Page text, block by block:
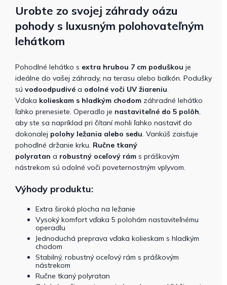
Urobte zo svojej záhrady oázu
pohody s luxusným polohovateľným
lehátkom
Pohodlné lehátko s extra hrubou 7 cm poduškou je
ideálne do vašej záhrady, na terasu alebo balkón. Podušky
sú vodoodpudivé a odolné voči UV žiareniu.
Vďaka kolieskam s hladkým chodom záhradné lehátko
ľahko prenesiete. Operadlo je nastaviteľné do 5 polôh,
aby ste sa napríklad pri čítaní mohli ľahko nastaviť do
dokonalej polohy ležania alebo sedu. Vankúš zaisťuje
pohodlné držanie krku. Ručne tkaný
polyratan a robustný oceľový rám s práškovým
nástrekom sú odolné voči poveternostným vplyvom.
Výhody produktu:
Extra široká plocha na ležanie
Vysoký komfort vďaka 5 polohám nastaviteľnému
operadlu
Jednoduchá preprava vďaka kolieskam s hladkým
chodom
Stabilný, robustný oceľový rám s práškovým
nástrekom
Ručne tkaný polyratan